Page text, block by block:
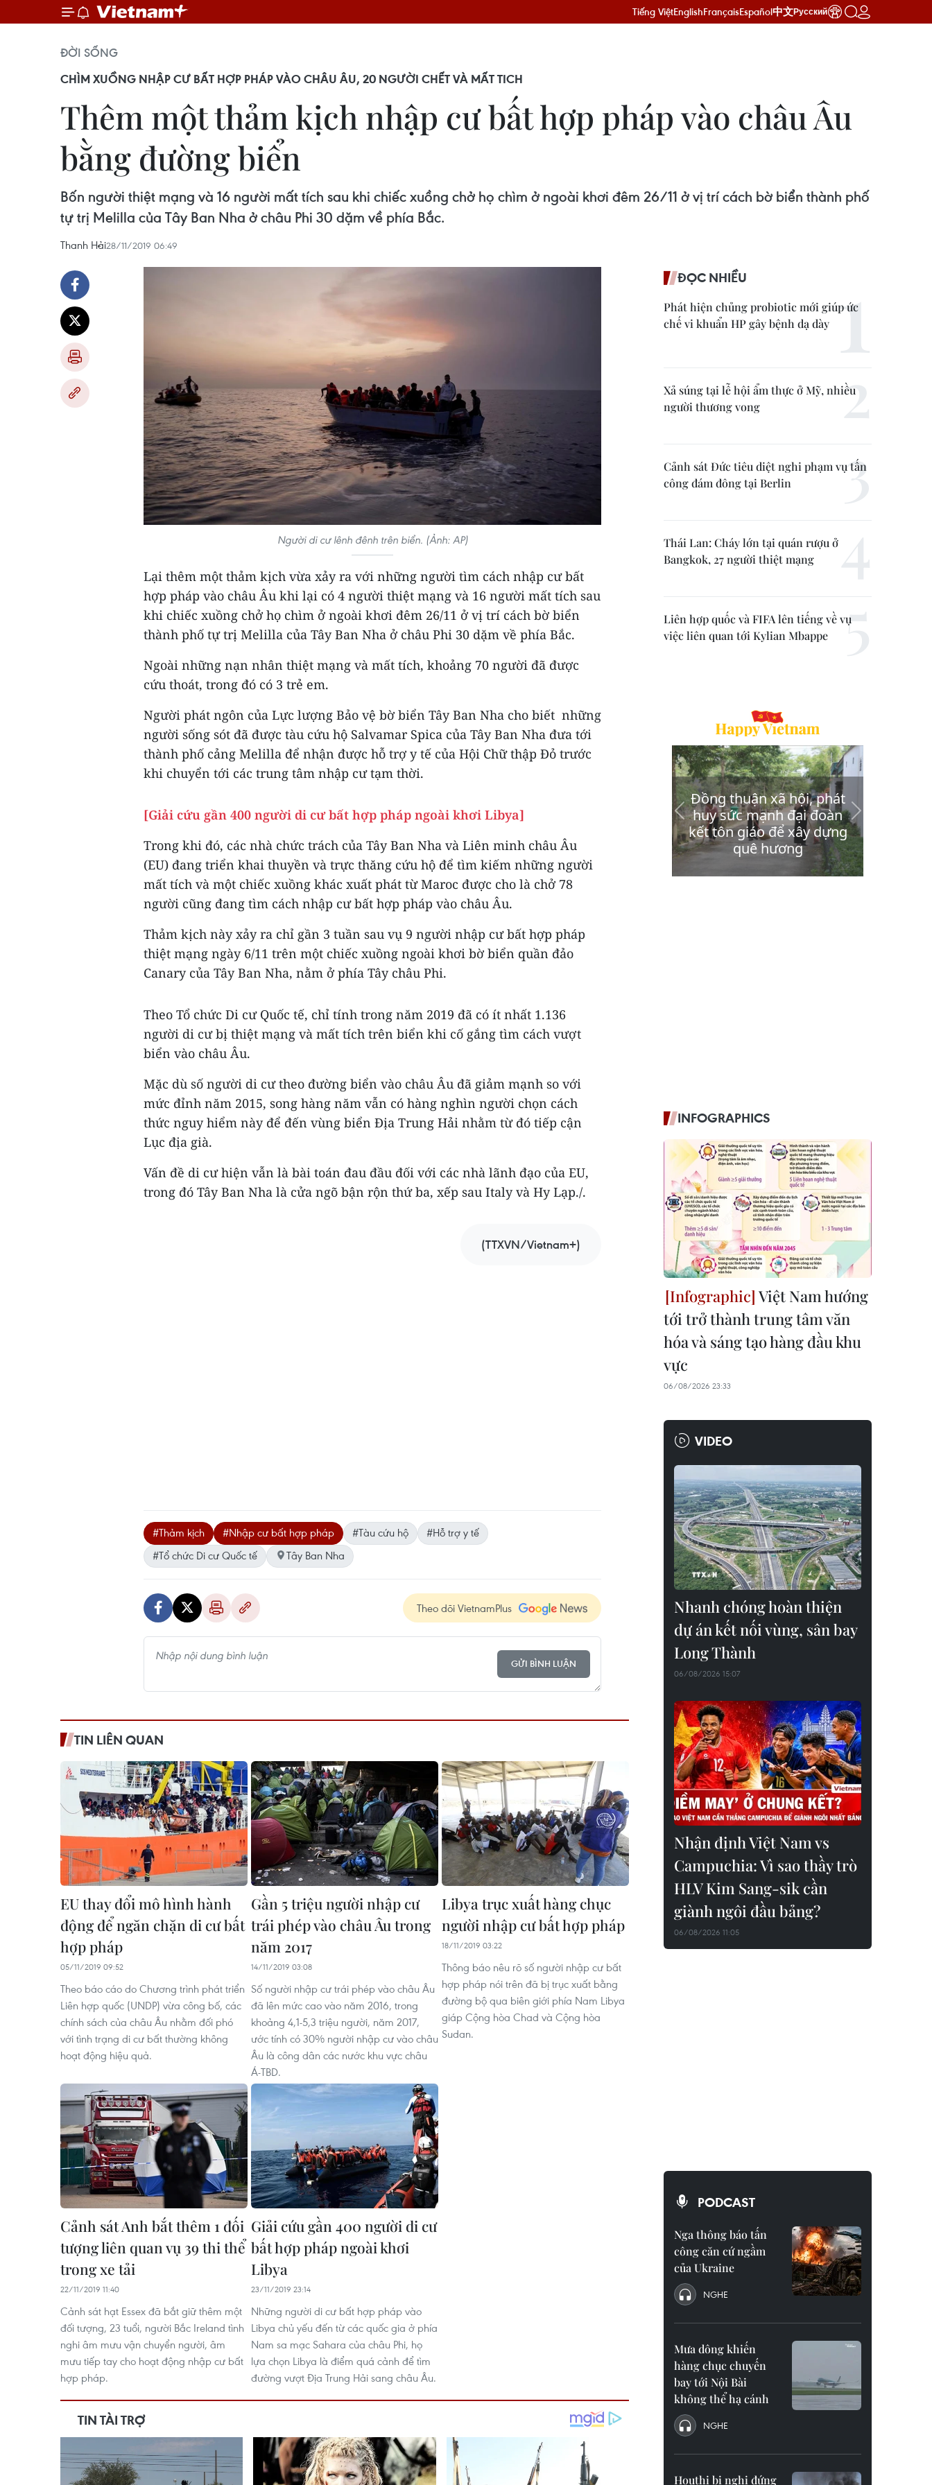
Tiếng ViệtEnglishFrançaisEspañol中文Русский
ĐỜI SỐNG
CHÌM XUỒNG NHẬP CƯ BẤT HỢP PHÁP VÀO CHÂU ÂU, 20 NGƯỜI CHẾT VÀ MẤT TICH
Thêm một thảm kịch nhập cư bất hợp pháp vào châu Âu
bằng đường biển
Bốn người thiệt mạng và 16 người mất tích sau khi chiếc xuồng chở họ chìm ở ngoài khơi đêm 26/11 ở vị trí cách bờ biển thành phố
tự trị Melilla của Tây Ban Nha ở châu Phi 30 dặm về phía Bắc.
Thanh Hải28/11/2019 06:49
Người di cư lênh đênh trên biển. (Ảnh: AP)
Lại thêm một thảm kịch vừa xảy ra với những người tìm cách nhập cư bất
hợp pháp vào châu Âu khi lại có 4 người thiệt mạng và 16 người mất tích sau
khi chiếc xuồng chở họ chìm ở ngoài khơi đêm 26/11 ở vị trí cách bờ biển
thành phố tự trị Melilla của Tây Ban Nha ở châu Phi 30 dặm về phía Bắc.
Ngoài những nạn nhân thiệt mạng và mất tích, khoảng 70 người đã được
cứu thoát, trong đó có 3 trẻ em.
Người phát ngôn của Lực lượng Bảo vệ bờ biển Tây Ban Nha cho biết những
người sống sót đã được tàu cứu hộ Salvamar Spica của Tây Ban Nha đưa tới
thành phố cảng Melilla để nhận được hỗ trợ y tế của Hội Chữ thập Đỏ trước
khi chuyển tới các trung tâm nhập cư tạm thời.
[Giải cứu gần 400 người di cư bất hợp pháp ngoài khơi Libya]
Trong khi đó, các nhà chức trách của Tây Ban Nha và Liên minh châu Âu
(EU) đang triển khai thuyền và trực thăng cứu hộ để tìm kiếm những người
mất tích và một chiếc xuồng khác xuất phát từ Maroc được cho là chở 78
người cũng đang tìm cách nhập cư bất hợp pháp vào châu Âu.
Thảm kịch này xảy ra chỉ gần 3 tuần sau vụ 9 người nhập cư bất hợp pháp
thiệt mạng ngày 6/11 trên một chiếc xuồng ngoài khơi bờ biển quần đảo
Canary của Tây Ban Nha, nằm ở phía Tây châu Phi.
Theo Tổ chức Di cư Quốc tế, chỉ tính trong năm 2019 đã có ít nhất 1.136
người di cư bị thiệt mạng và mất tích trên biển khi cố gắng tìm cách vượt
biển vào châu Âu.
Mặc dù số người di cư theo đường biển vào châu Âu đã giảm mạnh so với
mức đỉnh năm 2015, song hàng năm vẫn có hàng nghìn người chọn cách
thức nguy hiểm này để đến vùng biển Địa Trung Hải nhằm từ đó tiếp cận
Lục địa già.
Vấn đề di cư hiện vẫn là bài toán đau đầu đối với các nhà lãnh đạo của EU,
trong đó Tây Ban Nha là cửa ngõ bận rộn thứ ba, xếp sau Italy và Hy Lạp./.
(TTXVN/Vietnam+)
#Thảm kịch #Nhập cư bất hợp pháp #Tàu cứu hộ
#Hỗ trợ y tế
#Tổ chức Di cư Quốc tế
Tây Ban Nha
Theo dõi VietnamPlus
GỬI BÌNH LUẬN
TIN LIÊN QUAN
EU thay đổi mô hình hành
động để ngăn chặn di cư bất
hợp pháp
05/11/2019 09:52
Theo báo cáo do Chương trình phát triển
Liên hợp quốc (UNDP) vừa công bố, các
chính sách của châu Âu nhằm đối phó
với tình trạng di cư bất thường không
hoạt động hiệu quả.
Gần 5 triệu người nhập cư
trái phép vào châu Âu trong
năm 2017
14/11/2019 03:08
Số người nhập cư trái phép vào châu Âu
đã lên mức cao vào năm 2016, trong
khoảng 4,1-5,3 triệu người, năm 2017,
ước tính có 30% người nhập cư vào châu
Âu là công dân các nước khu vực châu
Á-TBD.
Libya trục xuất hàng chục
người nhập cư bất hợp pháp
18/11/2019 03:22
Thông báo nêu rõ số người nhập cư bất
hợp pháp nói trên đã bị trục xuất bằng
đường bộ qua biên giới phía Nam Libya
giáp Cộng hòa Chad và Cộng hòa
Sudan.
Cảnh sát Anh bắt thêm 1 đối
tượng liên quan vụ 39 thi thể
trong xe tải
22/11/2019 11:40
Cảnh sát hạt Essex đã bắt giữ thêm một
đối tượng, 23 tuổi, người Bắc Ireland tình
nghi âm mưu vận chuyển người, âm
mưu tiếp tay cho hoạt động nhập cư bất
hợp pháp.
Giải cứu gần 400 người di cư
bất hợp pháp ngoài khơi
Libya
23/11/2019 23:14
Những người di cư bất hợp pháp vào
Libya chủ yếu đến từ các quốc gia ở phía
Nam sa mạc Sahara của châu Phi, họ
lựa chọn Libya là điểm quá cảnh để tìm
đường vượt Địa Trung Hải sang châu Âu.
ĐỌC NHIỀU
Phát hiện chủng probiotic mới giúp ức
chế vi khuẩn HP gây bệnh dạ dày
Xả súng tại lễ hội ẩm thực ở Mỹ, nhiều
người thương vong
Cảnh sát Đức tiêu diệt nghi phạm vụ tấn
công đám đông tại Berlin
Thái Lan: Cháy lớn tại quán rượu ở
Bangkok, 27 người thiệt mạng
Liên hợp quốc và FIFA lên tiếng về vụ
việc liên quan tới Kylian Mbappe
INFOGRAPHICS
Việt Nam hướng
tới trở thành trung tâm văn
hóa và sáng tạo hàng đầu khu
vực
06/08/2026 23:33
VIDEO
Nhanh chóng hoàn thiện
dự án kết nối vùng, sân bay
Long Thành
06/08/2026 15:07
Nhận định Việt Nam vs
Campuchia: Vì sao thầy trò
HLV Kim Sang-sik cần
giành ngôi đầu bảng?
06/08/2026 11:05
PODCAST
Nga thông báo tấn
công căn cứ ngầm
của Ukraine
NGHE
Mưa dông khiến
hàng chục chuyến
bay tới Nội Bài
không thể hạ cánh
NGHE
Houthi bị nghi đứng